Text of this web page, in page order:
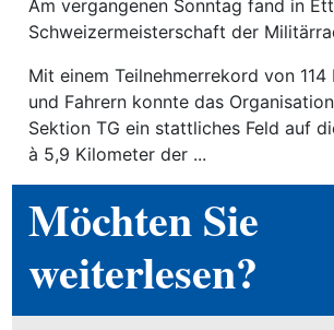
Am vergangenen Sonntag fand in
Schweizermeisterschaft der
Mit einem Teilnehmerrekord von 114
und Fahrern konnte das
Sektion TG ein stattliches Feld auf
à 5,9 Kilometer der ...
Möchten Sie
weiterlesen?